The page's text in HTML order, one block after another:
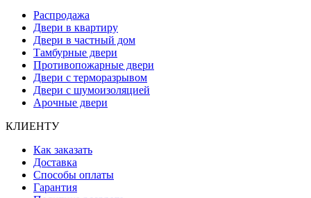
Распродажа
Двери в квартиру
Двери в частный дом
Тамбурные двери
Противопожарные двери
Двери с терморазрывом
Двери с шумоизоляцией
Арочные двери
КЛИЕНТУ
Как заказать
Доставка
Способы оплаты
Гарантия